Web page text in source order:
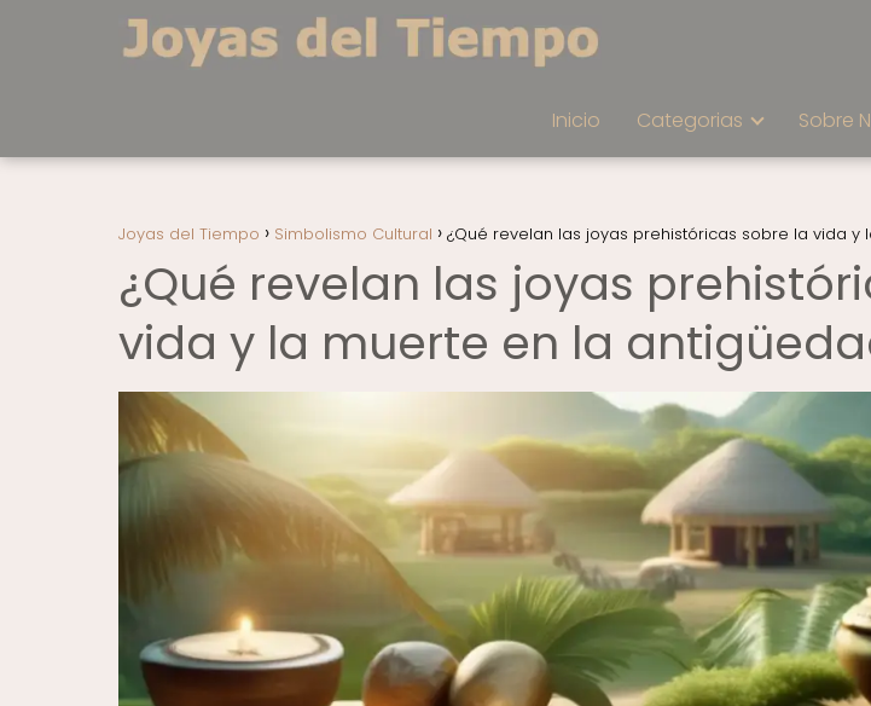
Inicio Categorias Sobre
Joyas del Tiempo Simbolismo Cultural ¿Qué revelan las joyas prehistóricas sobre la vida
¿Qué revelan las joyas
vida y la muerte en la